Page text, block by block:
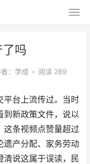
吗
：学成 • 阅读 289
平台上流传过。当时
到新政策文件，说以
这条视频点赞量超过
遗产分配、家务劳动
清说这属于误读，民